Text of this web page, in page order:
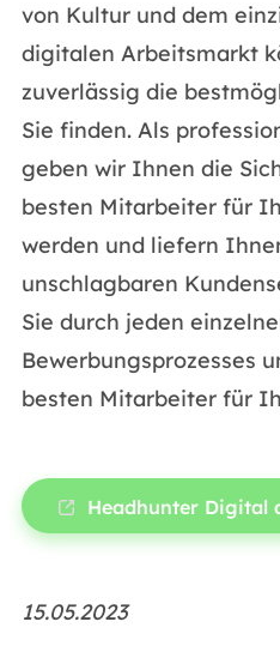
von Kultur und dem
digitalen Arbeitsmarkt
zuverlässig die
Sie finden. Als
geben wir Ihnen die
besten Mitarbeiter für
werden und liefern
unschlagbaren
Sie durch jeden
Bewerbungsprozesses
besten Mitarbeiter für
Headhunter Digital
15.05.2023